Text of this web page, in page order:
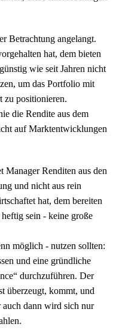
Betrachtung angelangt.
hat, dem bieten
wie seit Jahren nicht
um das Portfolio mit
zu positionieren.
die Rendite aus dem
auf Marktentwicklungen
Manager Renditen aus den
und nicht aus rein
hat, dem bereiten
sein - keine große
möglich - nutzen sollten:
und eine gründliche
durchzuführen. Der
überzeugt, kommt, und
dann wird sich nur